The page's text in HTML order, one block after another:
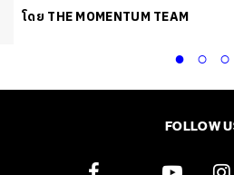
โดย THE MOMENTUM TEAM
FOLLOW